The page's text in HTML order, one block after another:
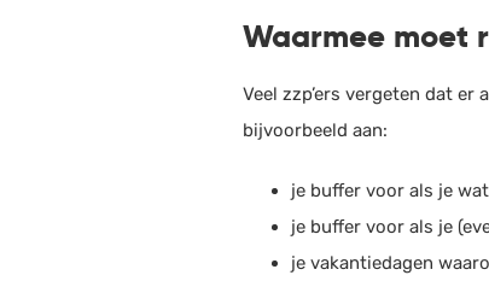
Waarmee moet
Veel zzp’ers vergeten dat
bijvoorbeeld aan:
je buffer voor als je
je buffer voor als je
je vakantiedagen